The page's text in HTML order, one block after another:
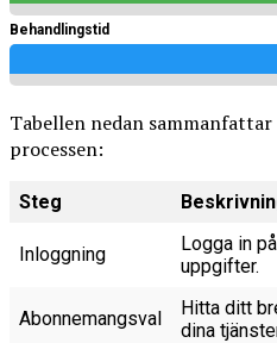
Behandlingstid
Tabellen nedan
processen:
Steg
Inloggning
Logga in
uppgifter.
Abonnemangsval
Hitta ditt
dina